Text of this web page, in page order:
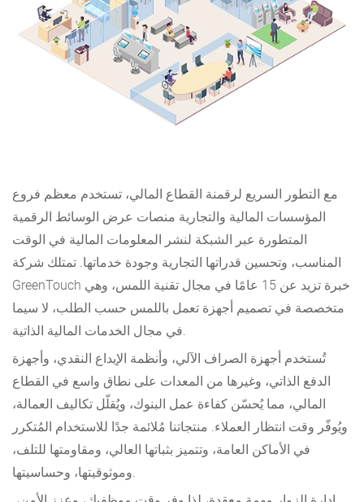
مع التطور السريع لرقمنة القطاع المالي، تستخدم معظم فروع
المؤسسات المالية والتجارية منصات عرض الوسائط الرقمية
المتطورة عبر الشبكة لنشر المعلومات المالية في الوقت
المناسب، وتحسين قدراتها التجارية وجودة خدماتها. تمتلك شركة
GreenTouch خبرة تزيد عن 15 عامًا في مجال تقنية اللمس، وهي
متخصصة في تصميم أجهزة تعمل باللمس حسب الطلب، لا سيما
في مجال الخدمات المالية الذاتية.
تُستخدم أجهزة الصراف الآلي، وأنظمة الإيداع النقدي، وأجهزة
الدفع الذاتي، وغيرها من المعدات على نطاق واسع في القطاع
المالي، مما يُحسّن كفاءة عمل البنوك، ويُقلّل تكاليف العمالة،
ويُوفّر وقت انتظار العملاء. منتجاتنا مُلائمة جدًا للاستخدام المُتكرر
في الأماكن العامة، وتتميز بثباتها العالي، ومقاومتها للتلف،
وموثوقيتها، وحساسيتها.